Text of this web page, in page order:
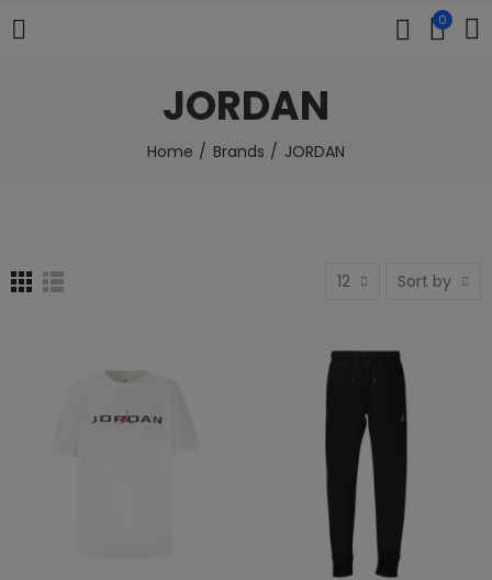
0
JORDAN
Home Brands JORDAN
12 Sort by